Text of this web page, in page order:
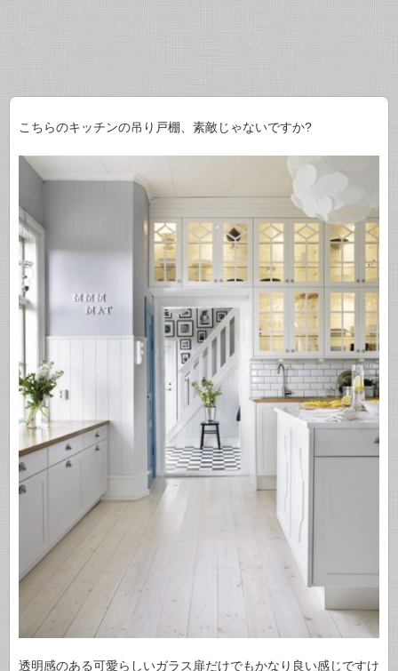
こちらのキッチンの吊り戸棚、素敵じゃないですか?
透明感のある可愛らしいガラス扉だけでもかなり良い感じですけ